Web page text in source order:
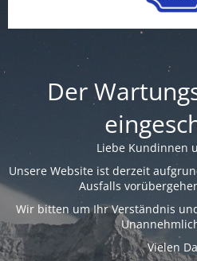
Der
Liebe Kundinnen
Unsere Website ist derzeit
Ausfalls
Wir bitten um Ihr Verständnis
Vielen